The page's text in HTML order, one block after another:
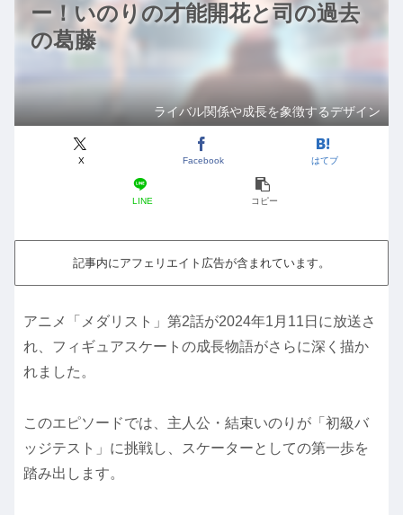
ー！いのりの才能開花と司の過去
の葛藤
ライバル関係や成長を象徴するデザイン
X Facebook はてブ
LINE コピー
記事内にアフェリエイト広告が含まれています。
アニメ「メダリスト」第2話が2024年1月11日に放送さ
れ、フィギュアスケートの成長物語がさらに深く描か
れました。
このエピソードでは、主人公・結束いのりが「初級バ
ッジテスト」に挑戦し、スケーターとしての第一歩を
踏み出します。